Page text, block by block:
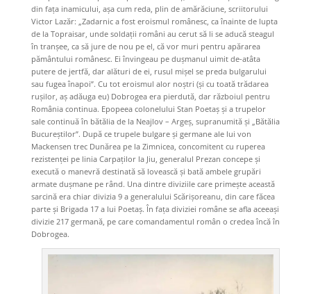
din fața inamicului, așa cum reda, plin de amărăciune, scriitorului
Victor Lazăr: „Zadarnic a fost eroismul românesc, ca înainte de lupta
de la Topraisar, unde soldații români au cerut să li se aducă steagul
în tranșee, ca să jure de nou pe el, că vor muri pentru apărarea
pământului românesc. Ei învingeau pe dușmanul uimit de-atâta
putere de jertfă, dar alături de ei, rusul mișel se preda bulgarului
sau fugea înapoi”. Cu tot eroismul alor noștri (și cu toată trădarea
rușilor, aș adăuga eu) Dobrogea era pierdută, dar războiul pentru
România continua. Epopeea colonelului Stan Poetaș și a trupelor
sale continuă în bătălia de la Neajlov – Argeș, supranumită și „Bătălia
Bucureștilor”. După ce trupele bulgare și germane ale lui von
Mackensen trec Dunărea pe la Zimnicea, concomitent cu ruperea
rezistenței pe linia Carpaților la Jiu, generalul Prezan concepe și
execută o manevră destinată să lovească și bată ambele grupări
armate dușmane pe rând. Una dintre diviziile care primește această
sarcină era chiar divizia 9 a generalului Scărișoreanu, din care făcea
parte și Brigada 17 a lui Poetaș. În fața diviziei române se afla aceeași
divizie 217 germană, pe care comandamentul român o credea încă în
Dobrogea.